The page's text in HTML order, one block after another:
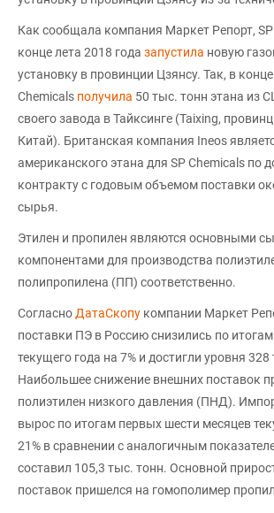
Как сообщала компания Маркет Репорт, SP
конце лета 2018 года запустила новую
установку в провинции Цзянсу. Так, в конце
Chemicals получила 50 тыс. тонн этана из
своего завода в Тайксинге (Taixing,
Китай). Британская компания Ineos
американского этана для SP Chemicals по
контракту с годовым объемом поставки
сырья.
Этилен и пропилен являются основными
компонентами для производства
полипропилена (ПП) соответственно.
Согласно ДатаСкопу компании Маркет
поставки ПЭ в Россию снизились по
текущего года на 7% и достигли уровня 328
Наибольшее снижение внешних поставок
полиэтилен низкого давления (ПНД).
вырос по итогам первых шести месяцев
21% в сравнении с аналогичным
составил 105,3 тыс. тонн. Основной
поставок пришелся на гомополимер